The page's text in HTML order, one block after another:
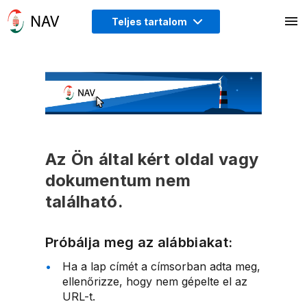
Teljes tartalom
Az Ön által kért oldal vagy
dokumentum nem
található.
Próbálja meg az alábbiakat:
Ha a lap címét a címsorban adta meg,
ellenőrizze, hogy nem gépelte el az
URL-t.